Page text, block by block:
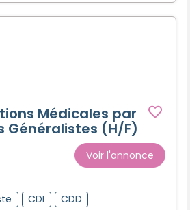
Médicales par
Généralistes (H/F)
Voir l'annonce
CDI
CDD